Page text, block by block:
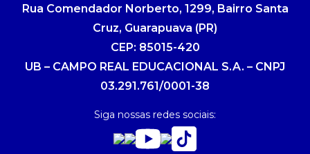
Rua Comendador Norberto, 1299, Bairro Santa
Cruz, Guarapuava (PR)
CEP: 85015-420
UB – CAMPO REAL EDUCACIONAL S.A. – CNPJ
03.291.761/0001-38
Siga nossas redes sociais: